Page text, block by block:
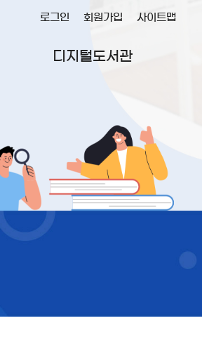
디지털도서관
로그인 회원가입 사이트맵